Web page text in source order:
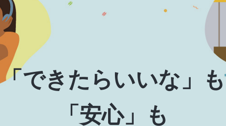
「できたらいいな」も
「安心」も